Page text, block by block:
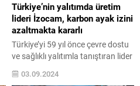
Türkiye’nin yalıtımda üretim
lideri İzocam, karbon ayak izini
azaltmakta kararlı
Türkiye’yi 59 yıl önce çevre dostu
ve sağlıklı yalıtımla tanıştıran lider
marka İzocam, attığı her adımla
karbon ayak izini azaltmakta
03.09.2024